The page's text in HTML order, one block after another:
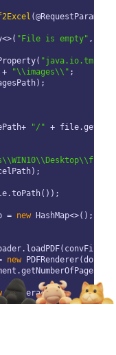
(@RequestParam(
"File is empty" ,
+
"\\images\\" ;
"/" +
=
new HashMap<>();
new
Tesseract();